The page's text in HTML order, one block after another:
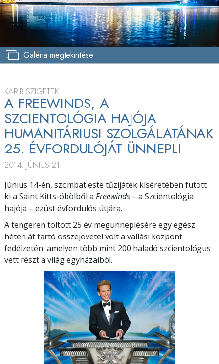
Galéria megtekintése
KARIB-SZIGETEK
A FREEWINDS, A
SZCIENTOLÓGIA HAJÓJA
HUMANITÁRIUSI SZOLGÁLATÁNAK
25. ÉVFORDULÓJÁT ÜNNEPLI
2014. JÚNIUS 21.
Június 14-én, szombat este tűzijáték kíséretében futott
ki a Saint Kitts-öbölből a Freewinds – a Szcientológia
hajója – ezüst évfordulós útjára.
A tengeren töltött 25 év megünneplésére egy egész
héten át tartó összejövetel volt a vallási központ
fedélzetén, amelyen több mint 200 haladó szcientológus
vett részt a világ egyházaiból.